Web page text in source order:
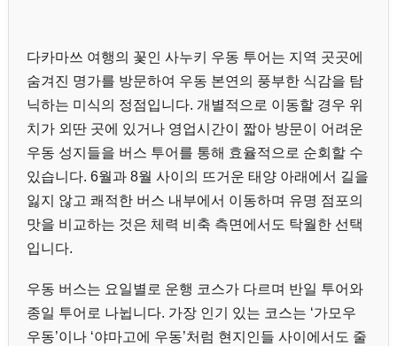
다카마쓰 여행의 꽃인 사누키 우동 투어는 지역 곳곳에
숨겨진 명가를 방문하여 우동 본연의 풍부한 식감을 탐
닉하는 미식의 정점입니다. 개별적으로 이동할 경우 위
치가 외딴 곳에 있거나 영업시간이 짧아 방문이 어려운
우동 성지들을 버스 투어를 통해 효율적으로 순회할 수
있습니다. 6월과 8월 사이의 뜨거운 태양 아래에서 길을
잃지 않고 쾌적한 버스 내부에서 이동하며 유명 점포의
맛을 비교하는 것은 체력 비축 측면에서도 탁월한 선택
입니다.
우동 버스는 요일별로 운행 코스가 다르며 반일 투어와
종일 투어로 나뉩니다. 가장 인기 있는 코스는 ‘가모우
우동’이나 ‘야마고에 우동’처럼 현지인들 사이에서도 줄